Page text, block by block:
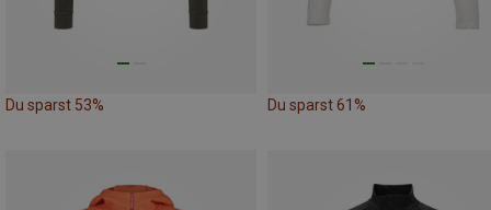
Du sparst 53% Du sparst 61%